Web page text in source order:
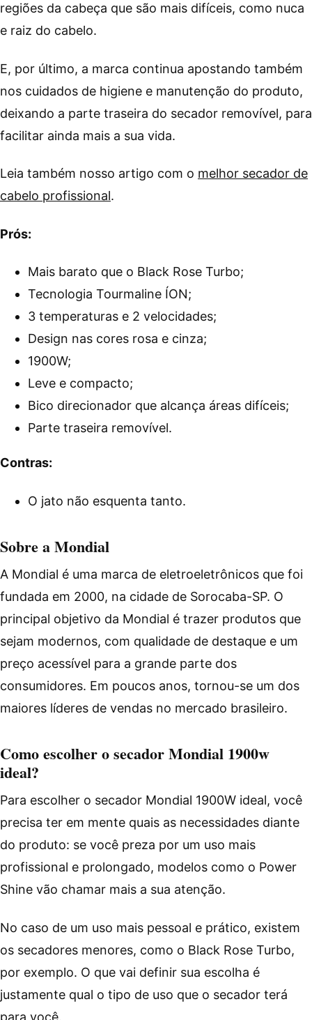
regiões da cabeça que são mais difíceis, como nuca
e raiz do cabelo.
E, por último, a marca continua apostando também
nos cuidados de higiene e manutenção do produto,
deixando a parte traseira do secador removível, para
facilitar ainda mais a sua vida.
Leia também nosso artigo com o melhor secador de
cabelo profissional.
Prós:
Mais barato que o Black Rose Turbo;
Tecnologia Tourmaline ÍON;
3 temperaturas e 2 velocidades;
Design nas cores rosa e cinza;
1900W;
Leve e compacto;
Bico direcionador que alcança áreas difíceis;
Parte traseira removível.
Contras:
O jato não esquenta tanto.
Sobre a Mondial
A Mondial é uma marca de eletroeletrônicos que foi
fundada em 2000, na cidade de Sorocaba-SP. O
principal objetivo da Mondial é trazer produtos que
sejam modernos, com qualidade de destaque e um
preço acessível para a grande parte dos
consumidores. Em poucos anos, tornou-se um dos
maiores líderes de vendas no mercado brasileiro.
Como escolher o secador Mondial 1900w
ideal?
Para escolher o secador Mondial 1900W ideal, você
precisa ter em mente quais as necessidades diante
do produto: se você preza por um uso mais
profissional e prolongado, modelos como o Power
Shine vão chamar mais a sua atenção.
No caso de um uso mais pessoal e prático, existem
os secadores menores, como o Black Rose Turbo,
por exemplo. O que vai definir sua escolha é
justamente qual o tipo de uso que o secador terá
para você.